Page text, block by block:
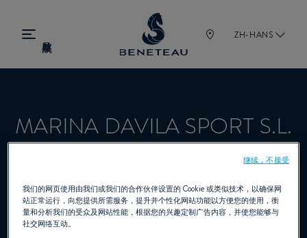
ZH-HANS
MARINA DAVILA SPORT S.L.
经销商 帆船, 舷内机, 舷外机, 锋仕 为
BENETEAU
我们的网页使用由我们或我们的合作伙伴设置的 Cookie 或类似技术，以确保网
站正常运行，向您提供所需服务，提升并个性化网站功能以方便您的使用，衡
量和分析我们的受众及网站性能，根据您的兴趣定制广告内容，并使您能够与
社交网络互动。
继续，不接受